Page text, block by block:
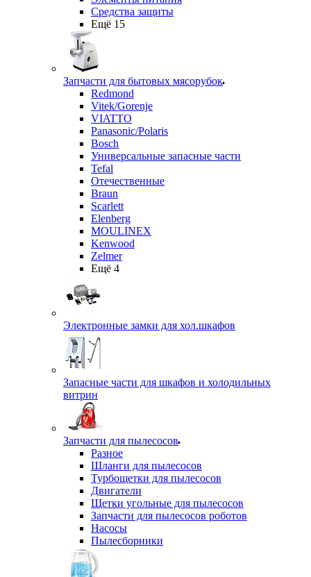
Средства защиты
Ещё 15
Запчасти для бытовых мясорубок
Redmond
Vitek/Gorenje
VIATTO
Panasonic/Polaris
Bosch
Универсальные запасные части
Tefal
Отечественные
Braun
Scarlett
Elenberg
MOULINEX
Kenwood
Zelmer
Ещё 4
Электронные замки для хол.шкафов
Запасные части для шкафов и холодильных
витрин
Запчасти для пылесосов
Разное
Шланги для пылесосов
Турбощетки для пылесосов
Двигатели
Щетки угольные для пылесосов
Запчасти для пылесосов роботов
Насосы
Пылесборники